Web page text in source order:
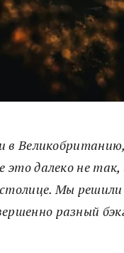
в
далеко не
Мы решили
разный